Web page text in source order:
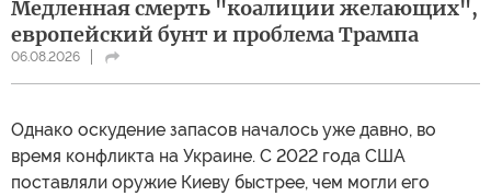
Медленная смерть "коалиции желающих",
европейский бунт и проблема Трампа
06.08.2026
Однако оскудение запасов началось уже давно, во
время конфликта на Украине. С 2022 года США
поставляли оружие Киеву быстрее, чем могли его